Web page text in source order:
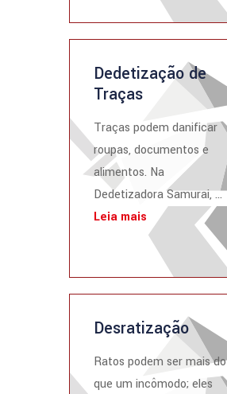
Dedetização de
Traças
Traças podem danificar
roupas, documentos e
alimentos. Na
Dedetizadora Samurai, ...
Leia mais
Desratização
Ratos podem ser mais do
que um incômodo; eles